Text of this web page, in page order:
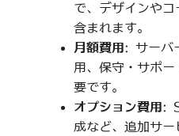
で、デザインや
含まれます。
月額費用: サーバ
用、保守・サポ
要です。
オプション費用:
成など、追加サ